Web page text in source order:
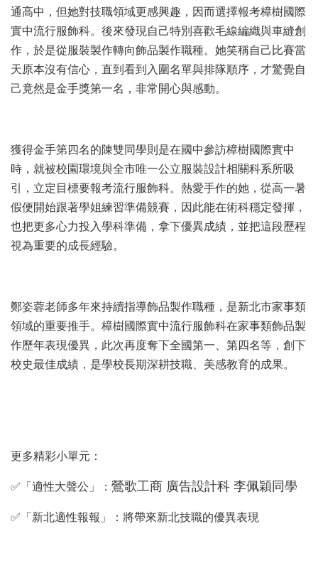
通高中，但她對技職領域更感興趣，因而選擇報考樟樹國際
實中流行服飾科。後來發現自己特別喜歡毛線編織與車縫創
作，於是從服裝製作轉向飾品製作職種。她笑稱自己比賽當
天原本沒有信心，直到看到入圍名單與排隊順序，才驚覺自
己竟然是金手獎第一名，非常開心與感動。
獲得金手第四名的陳雙同學則是在國中參訪樟樹國際實中
時，就被校園環境與全市唯一公立服裝設計相關科系所吸
引，立定目標要報考流行服飾科。熱愛手作的她，從高一暑
假便開始跟著學姐練習準備競賽，因此能在術科穩定發揮，
也把更多心力投入學科準備，拿下優異成績，並把這段歷程
視為重要的成長經驗。
鄭姿蓉老師多年來持續指導飾品製作職種，是新北市家事類
領域的重要推手。樟樹國際實中流行服飾科在家事類飾品製
作歷年表現優異，此次再度奪下全國第一、第四名等，創下
校史最佳成績，是學校長期深耕技職、美感教育的成果。
更多精彩小單元：
✅ 「適性大聲公」： 鶯歌工商 廣告設計科 李佩穎同學
✅ 「新北適性報報」：將帶來新北技職的優異表現